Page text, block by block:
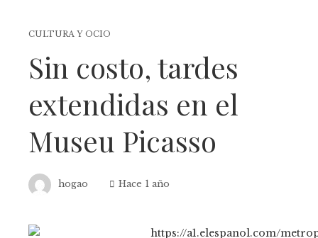
CULTURA Y OCIO
Sin costo, tardes
extendidas en el
Museu Picasso
hogao Hace 1 año